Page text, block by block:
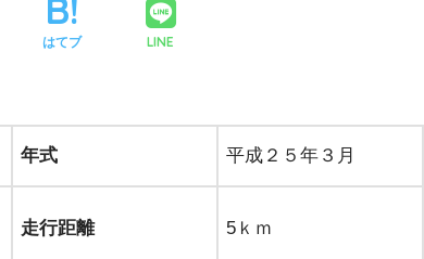
はてブ LINE
年式 平成２５年３月
走行距離 5ｋｍ